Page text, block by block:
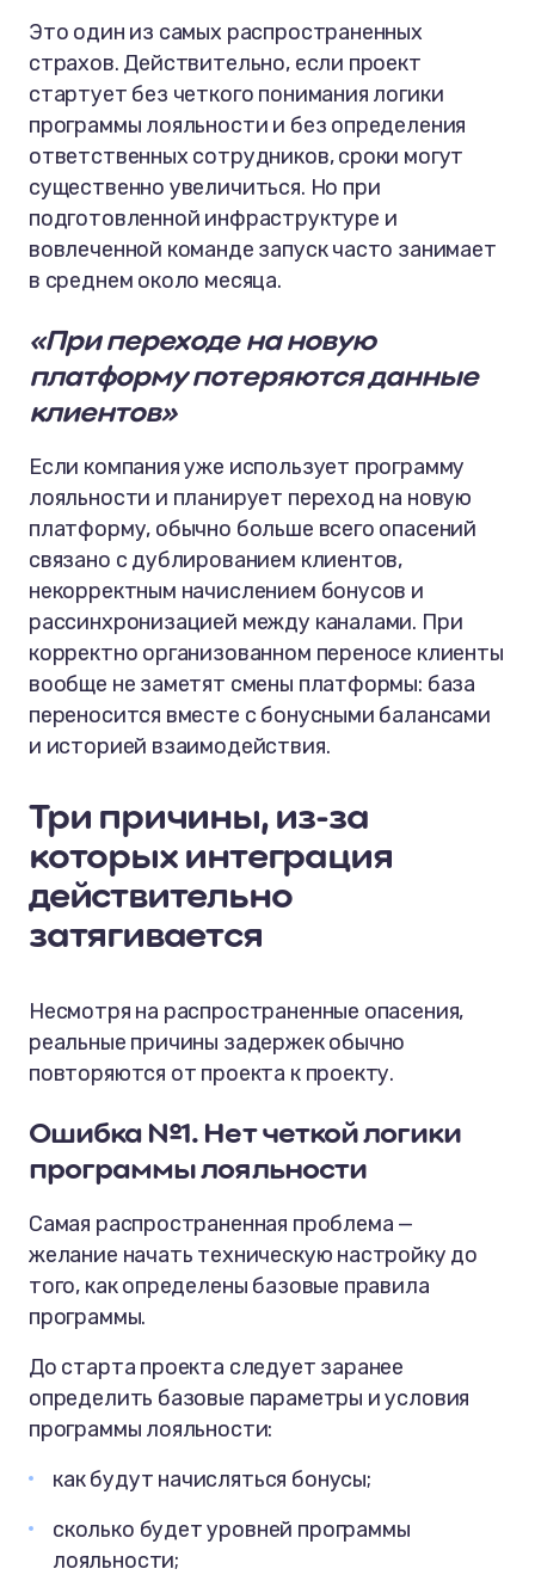
Это один из самых распространенных
страхов. Действительно, если проект
стартует без четкого понимания логики
программы лояльности и без определения
ответственных сотрудников, сроки могут
существенно увеличиться. Но при
подготовленной инфраструктуре и
вовлеченной команде запуск часто занимает
в среднем около месяца.
«При переходе на новую
платформу потеряются данные
клиентов»
Если компания уже использует программу
лояльности и планирует переход на новую
платформу, обычно больше всего опасений
связано с дублированием клиентов,
некорректным начислением бонусов и
рассинхронизацией между каналами. При
корректно организованном переносе клиенты
вообще не заметят смены платформы: база
переносится вместе с бонусными балансами
и историей взаимодействия.
Три причины, из-за
которых интеграция
действительно
затягивается
Несмотря на распространенные опасения,
реальные причины задержек обычно
повторяются от проекта к проекту.
Ошибка №1. Нет четкой логики
программы лояльности
Самая распространенная проблема —
желание начать техническую настройку до
того, как определены базовые правила
программы.
До старта проекта следует заранее
определить базовые параметры и условия
программы лояльности:
как будут начисляться бонусы;
сколько будет уровней программы
лояльности;